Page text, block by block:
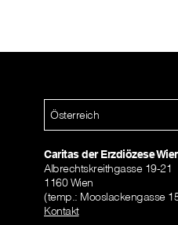
Österreich
Caritas der Erzdiözese
Albrechtskreithgasse 19-21
1160 Wien
(temp.: Mooslackengasse
Kontakt